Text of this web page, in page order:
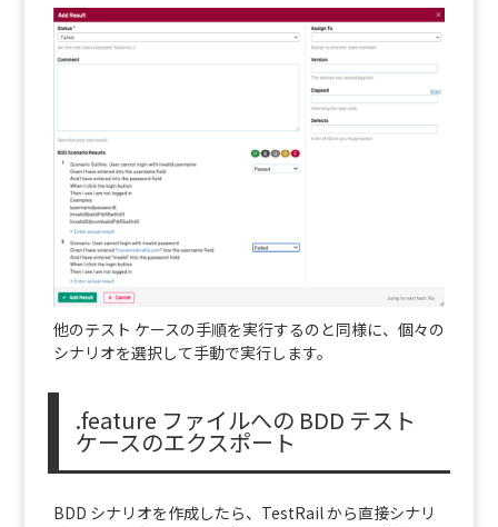
他のテスト ケースの手順を実行するのと同様に、個々の
シナリオを選択して手動で実行します。
.feature ファイルへの BDD テスト
ケースのエクスポート
BDD シナリオを作成したら、TestRail から直接シナリ